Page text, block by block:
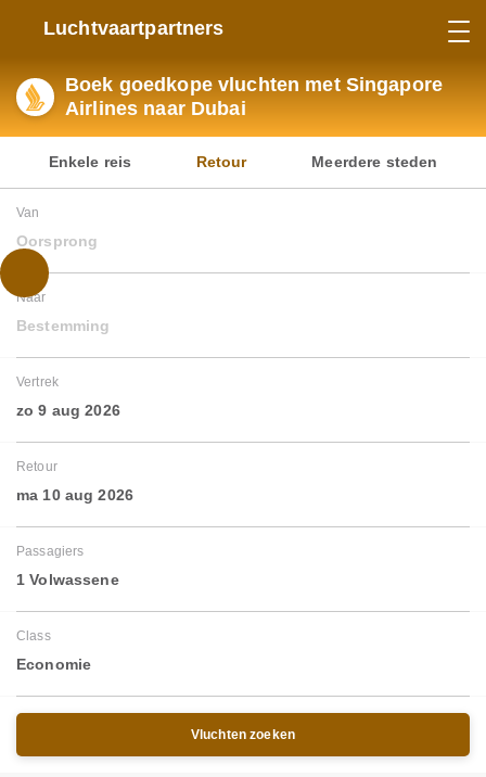
Luchtvaartpartners
Boek goedkope vluchten met Singapore
Airlines naar Dubai
Enkele reis Retour Meerdere steden
Van
Oorsprong
Naar
Bestemming
Vertrek
zo 9 aug 2026
Retour
ma 10 aug 2026
Passagiers
1 Volwassene
Class
Economie
Vluchten zoeken